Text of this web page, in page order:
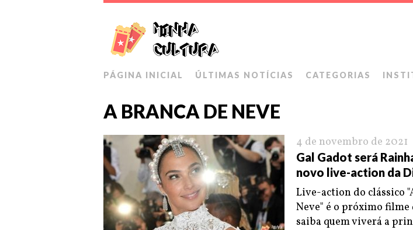
PÁGINA INICIAL ÚLTIMAS NOTÍCIAS CATEGORIAS
A BRANCA DE NEVE
4 de novembro de 2021
Gal Gadot será
novo live-action da
Live-action do clássico
Neve" é o próximo filme
saiba quem viverá a